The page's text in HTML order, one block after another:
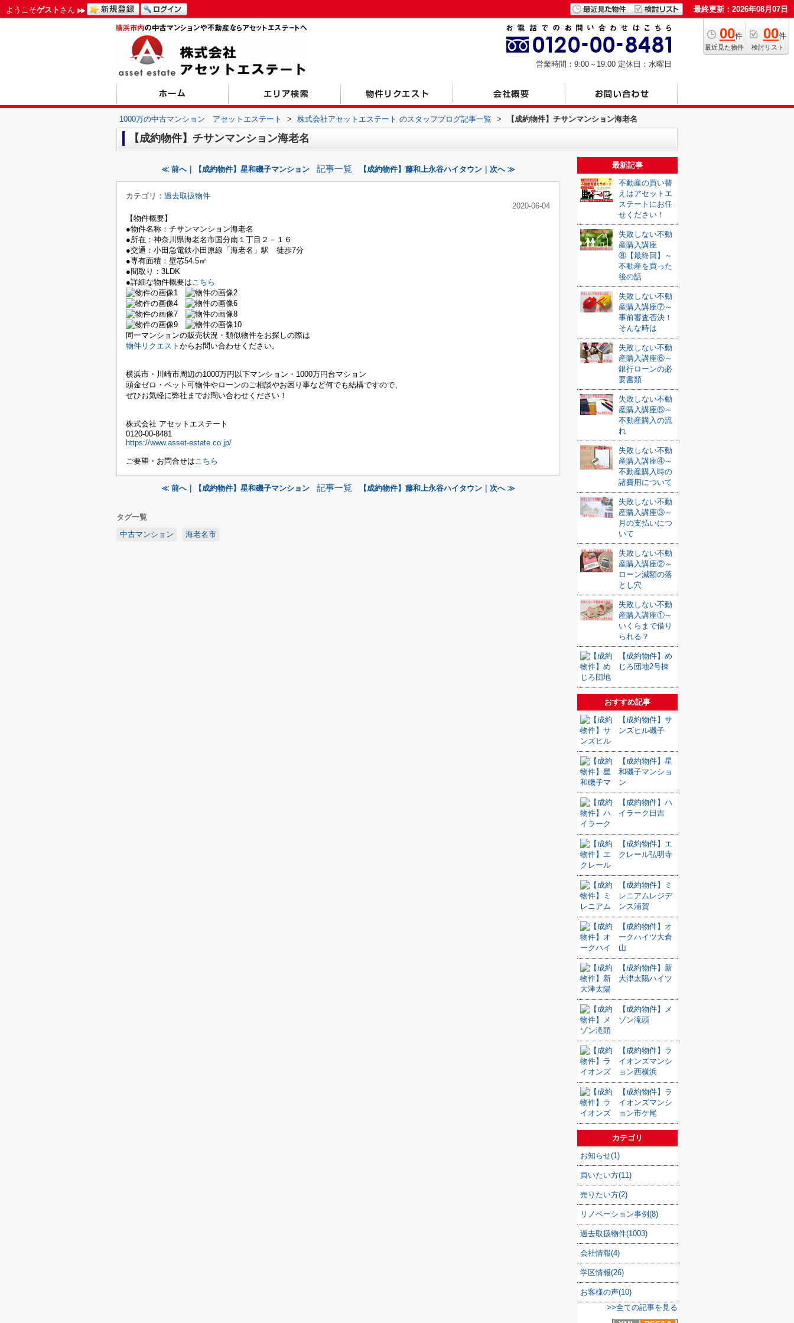
ようこそゲスト さん 最終更新：2026年08月07日
00件
最近見た物件
00件
検討リスト
営業時間：9:00～19:00 定休日：水曜日
1000万の中古マンション アセットエステート > 株式会社アセットエステート のスタッフブログ記事一覧 > 【成約物件】チサンマンション海老名
【成約物件】チサンマンション海老名
≪ 前へ｜【成約物件】星和磯子マンション 記事一覧 【成約物件】藤和上永谷ハイタウン｜次へ ≫
カテゴリ： 過去取扱物件
2020-06-04
【物件概要】
●物件名称：チサンマンション海老名
●所在：神奈川県海老名市国分南１丁目２－１６
●交通：小田急電鉄小田原線「海老名」駅 徒歩7分
●専有面積：壁芯54.5㎡
●間取り：3LDK
●詳細な物件概要はこちら
同一マンションの販売状況・類似物件をお探しの際は
物件リクエスト からお問い合わせください。
横浜市・川崎市周辺の1000万円以下マンション・ 1000万円台マション
頭金ゼロ・ペット可物件やローンのご相談やお困り事など何でも結構ですので、
ぜひお気軽に弊社までお問い合わせください！
株式会社 アセットエステート
0120-00-8481
https://www.asset-estate.co.jp/
ご要望・お問合せはこちら
≪ 前へ｜【成約物件】星和磯子マンション 記事一覧 【成約物件】藤和上永谷ハイタウン｜次へ ≫
タグ一覧
中古マンション
海老名市
最新記事
不動産の買い替
えはアセットエ
ステートにお任
せください！
失敗しない不動
産購入講座
⑧【最終回】～
不動産を買った
後の話
失敗しない不動
産購入講座⑦～
事前審査否決！
そんな時は
失敗しない不動
産購入講座⑥～
銀行ローンの必
要書類
失敗しない不動
産購入講座⑤～
不動産購入の流
れ
失敗しない不動
産購入講座④～
不動産購入時の
諸費用について
失敗しない不動
産購入講座③～
月の支払いにつ
いて
失敗しない不動
産購入講座②～
ローン減額の落
とし穴
失敗しない不動
産購入講座①～
いくらまで借り
られる？
【成約物件】め
じろ団地2号棟
おすすめ記事
【成約物件】サ
ンズヒル磯子
【成約物件】星
和磯子マンショ
ン
【成約物件】ハ
イラーク日吉
【成約物件】エ
クレール弘明寺
【成約物件】ミ
レニアムレジデ
ンス浦賀
【成約物件】オ
ークハイツ大倉
山
【成約物件】新
大津太陽ハイツ
【成約物件】メ
ゾン滝頭
【成約物件】ラ
イオンズマンシ
ョン西横浜
【成約物件】ラ
イオンズマンシ
ョン市ケ尾
カテゴリ
お知らせ(1)
買いたい方(11)
売りたい方(2)
リノベーション事例(8)
過去取扱物件(1003)
会社情報(4)
学区情報(26)
お客様の声(10)
>>全ての記事を見る